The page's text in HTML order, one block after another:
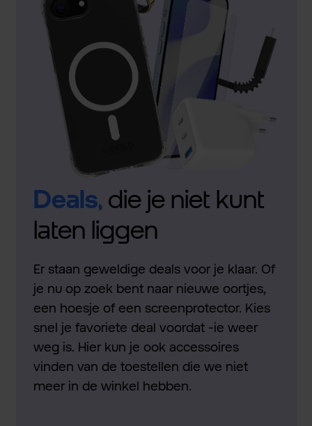
Deals,die je niet kunt
laten liggen
Er staan geweldige deals voor je klaar. Of
je nu op zoek bent naar nieuwe oortjes,
een hoesje of een screenprotector. Kies
snel je favoriete deal voordat -ie weer
weg is. Hier kun je ook accessoires
vinden van de toestellen die we niet
meer in de winkel hebben.